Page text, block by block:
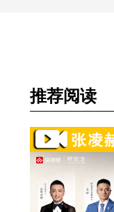
推荐阅读